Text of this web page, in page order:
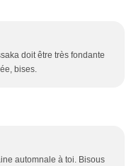
doit être très fondante
bises.
automnale à toi. Bisous